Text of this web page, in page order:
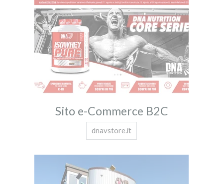
Sito e-Commerce B2C
dnavstore.it